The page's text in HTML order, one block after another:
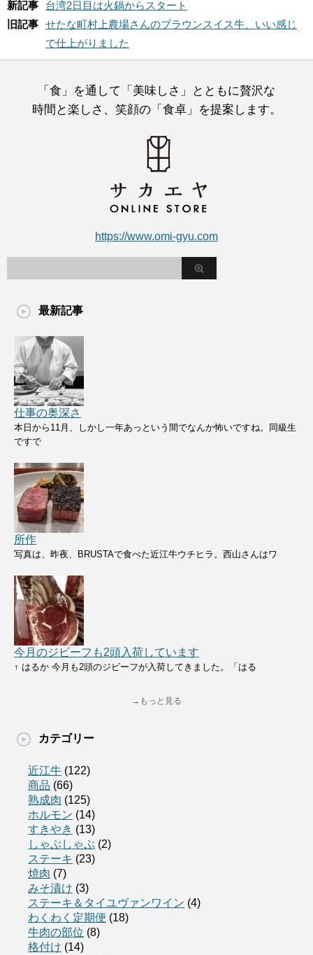
新記事
台湾2日目は火鍋からスタート
旧記事 せたな町村上農場さんのブラウンスイス牛、いい感じ
で仕上がりました
「食」を通して「美味しさ」とともに贅沢な
時間と楽しさ、笑顔の「食卓」を提案します。
https://www.omi-gyu.com
最新記事
仕事の奥深さ
本日から11月、しかし一年あっという間でなんか怖いですね。同級生
ですで
所作
写真は、昨夜、BRUSTAで食べた近江牛ウチヒラ。西山さんはワ
今月のジビーフも2頭入荷しています
↑ はるか 今月も2頭のジビーフが入荷してきました。「はる
→もっと見る
カテゴリー
近江牛 (122)
商品 (66)
熟成肉 (125)
ホルモン (14)
すきやき (13)
しゃぶしゃぶ (2)
ステーキ (23)
焼肉 (7)
みそ漬け (3)
ステーキ＆タイユヴァンワイン (4)
わくわく定期便 (18)
牛肉の部位 (8)
格付け (14)